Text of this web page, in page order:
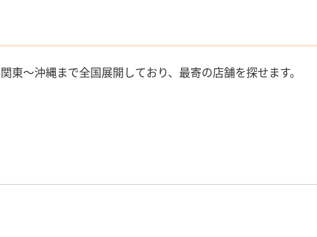
関東〜沖縄まで全国展開しており、最寄の店舗を探せます。